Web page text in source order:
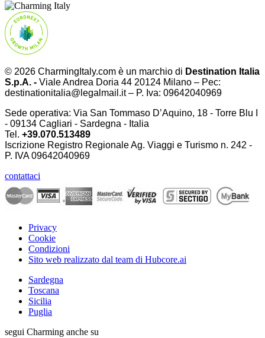
© 2026 CharmingItaly.com è un marchio di Destination Italia
S.p.A. - Viale Andrea Doria 44 20124 Milano – Pec:
destinationitalia@legalmail.it – P. Iva: 09642040969
Sede operativa: Via San Tommaso D’Aquino, 18 - Torre Blu I
- 09134 Cagliari - Sardegna - Italia
Tel. +39.070.513489
Iscrizione Registro Regionale Ag. Viaggi e Turismo n. 242 -
P. IVA09642040969
contattaci
Privacy
Cookie
Condizioni
Sito web realizzato dal team di Hubcore.ai
Sardegna
Toscana
Sicilia
Puglia
segui Charming anche su